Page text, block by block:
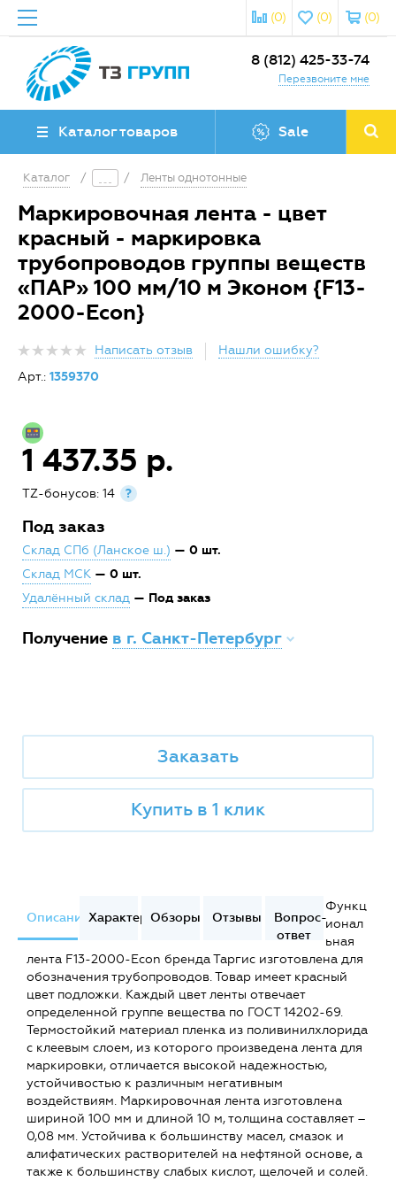
(0)
(0)
(0)
8 (812) 425-33-74
Перезвоните мне
Каталог товаров Sale
Каталог / / Ленты однотонные
Маркировочная лента - цвет
красный - маркировка
трубопроводов группы веществ
«ПАР» 100 мм/10 м Эконом {F13-
2000-Econ}
Написать отзыв
Нашли ошибку?
Арт.: 1359370
1 437.35 р.
TZ-бонусов: 14 ?
Под заказ
Склад СПб (Ланское ш.) — 0 шт.
Склад МСК — 0 шт.
Удалённый склад — Под заказ
Получение в г. Санкт-Петербург
Заказать
Купить в 1 клик
ОписаниеХарактеристики
Обзоры Отзывы
Вопрос-
ответ
Функц
ионал
ьная
лента F13-2000-Econ бренда Таргис изготовлена для
обозначения трубопроводов. Товар имеет красный
цвет подложки. Каждый цвет ленты отвечает
определенной группе вещества по ГОСТ 14202-69.
Термостойкий материал пленка из поливинилхлорида
с клеевым слоем, из которого произведена лента для
маркировки, отличается высокой надежностью,
устойчивостью к различным негативным
воздействиям. Маркировочная лента изготовлена
шириной 100 мм и длиной 10 м, толщина составляет –
0,08 мм. Устойчива к большинству масел, смазок и
алифатических растворителей на нефтяной основе, а
также к большинству слабых кислот, щелочей и солей.